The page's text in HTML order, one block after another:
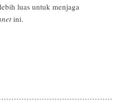
luas untuk menjaga
ini.